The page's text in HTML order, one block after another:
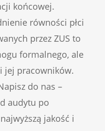
końcowej.
równości płci
przez ZUS to
formalnego, ale
jej pracowników.
do nas –
audytu po
jakość i